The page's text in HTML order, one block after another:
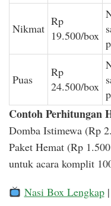
Nikmat
Rp
19.500/box
Puas
Rp
24.500/box
Contoh Perhitungan
Domba Istimewa (Rp
Paket Hemat (Rp
untuk acara komplit
Nasi Box Lengkap|